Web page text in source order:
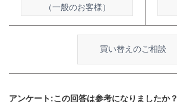
（一般のお客様）
買い替えのご相談
アンケート:この回答は参考になりましたか？